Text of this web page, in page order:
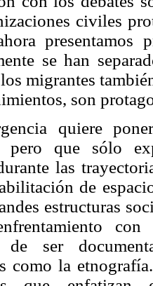
civiles
presentamos
se han
migrantes
son
quiere
pero que sólo
las
de
estructuras
con
de ser
como la